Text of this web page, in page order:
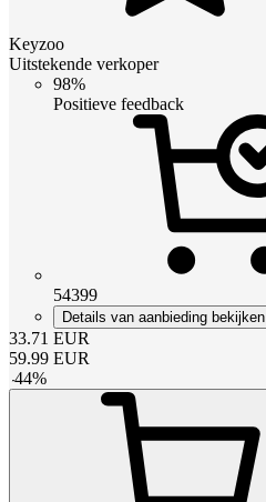
Keyzoo
Uitstekende verkoper
98%
Positieve feedback
54399
Details van aanbieding bekijken
33.71 EUR
59.99 EUR
-44%